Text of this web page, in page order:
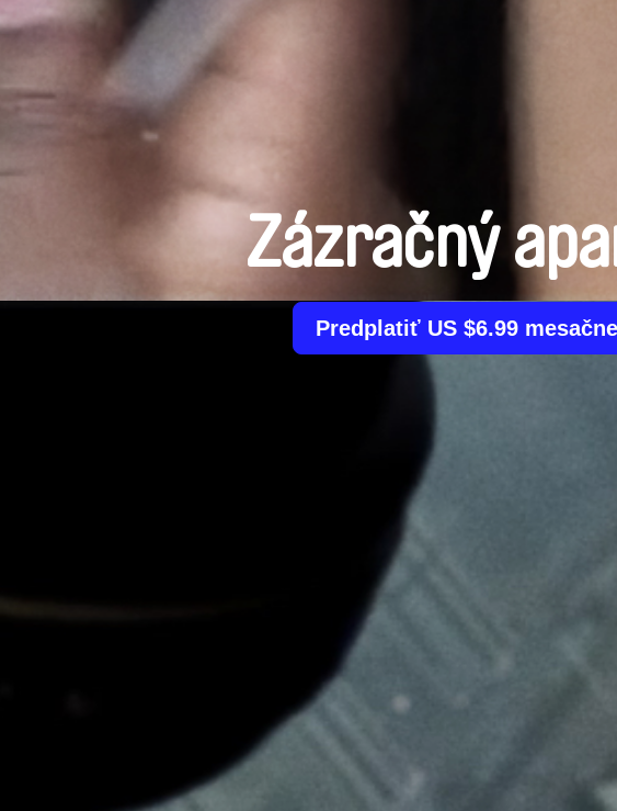
Zázračný
Predplatiť US $6.99 mesačne